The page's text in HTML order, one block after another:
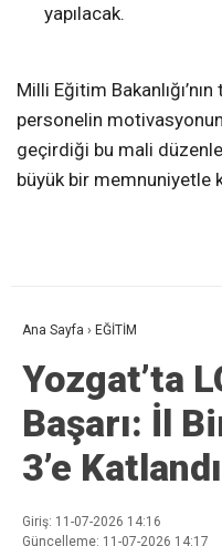
yapılacak.
Milli Eğitim
personelin
geçirdiği bu mali
büyük bir memnuniyetle
Ana Sayfa › EĞİTİM
Yozgat’ta
Başarı: İl
3’e
Giriş: 11-07-2026 14:16
Güncelleme: 11-07-2026 14:17